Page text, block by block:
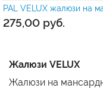
PAL VELUX жалюзи на
275,00 руб.
Жалюзи VELUX
Жалюзи на